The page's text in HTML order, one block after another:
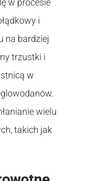
w procesie
i
na bardziej
trzustki i
w
wielu
takich jak